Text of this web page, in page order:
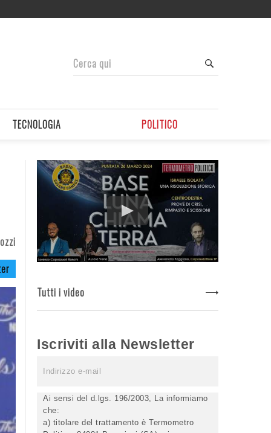
TECNOLOGIA POLITICO
Tutti i video
Iscriviti alla Newsletter
Ai sensi del d.lgs. 196/2003, La informiamo
che:
a) titolare del trattamento è Termometro